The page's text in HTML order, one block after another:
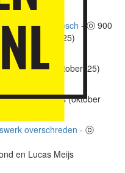
(maart '26)
's-Hertogenbosch - ⓞ 900
(november '25)
Lucas Meijs (oktober '25)
en Lucas Meijs (oktober
overschreden - ⓞ
en Lucas Meijs